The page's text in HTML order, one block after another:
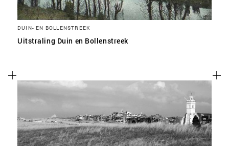
DUIN- EN BOLLENSTREEK
Uitstraling Duin en Bollenstreek